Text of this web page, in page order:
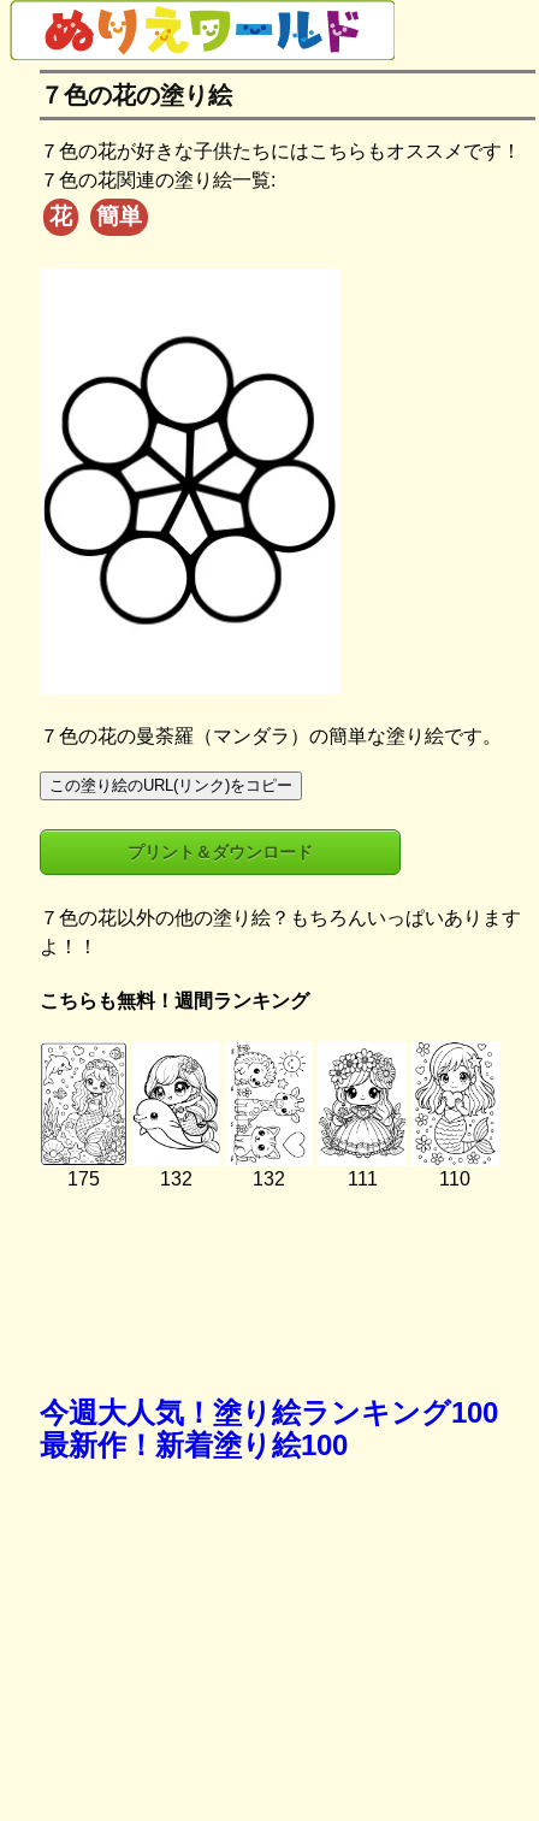
７色の花の塗り絵
７色の花が好きな子供たちにはこちらもオススメです！
７色の花関連の塗り絵一覧:
花 簡単
７色の花の曼荼羅（マンダラ）の簡単な塗り絵です。
この塗り絵のURL(リンク)をコピー
プリント＆ダウンロード
７色の花以外の他の塗り絵？もちろんいっぱいあります
よ！！
こちらも無料！週間ランキング
175 132 132 111 110
今週大人気！塗り絵ランキング100
最新作！新着塗り絵100